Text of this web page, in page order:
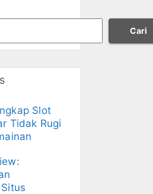
Cari
Slot
Tidak Rugi